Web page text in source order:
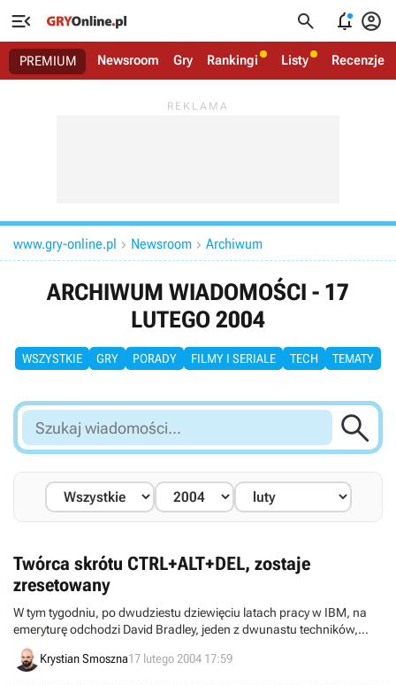
   
PREMIUM Newsroom Gry Rankingi Listy Recenzje
www.gry-online.pl  Newsroom  Archiwum
ARCHIWUM WIADOMOŚCI - 17
LUTEGO 2004
WSZYSTKIE GRY PORADY FILMY I SERIALE TECH TEMATY
Szukaj
wiadomości...

Twórca skrótu CTRL+ALT+DEL, zostaje
zresetowany
W tym tygodniu, po dwudziestu dziewięciu latach pracy w IBM, na
emeryturę odchodzi David Bradley, jeden z dwunastu techników,
odpowiedzialnych za powstanie pierwszego egzemplarza IBM PC.
W tymże komputerze, Bradley zaprogramował m.in. BIOS, ale
Krystian Smoszna17 lutego 2004 17:59